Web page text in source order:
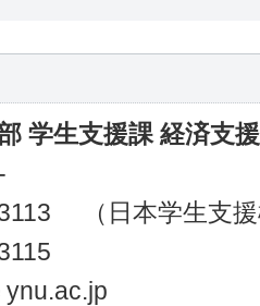
学生支援課 経済支
3113 （日本学生支
3115
ynu.ac.jp